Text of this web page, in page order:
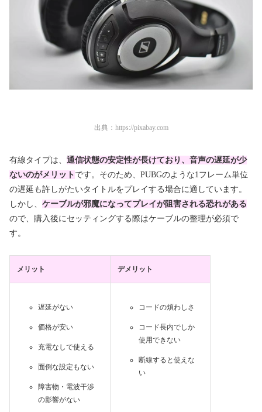
出典： https://pixabay.com
有線タイプは、 通信状態の安定性が長けており、音声の遅延が少
ないのがメリット です。そのため、PUBGのような1フレーム単位
の遅延も許しがたいタイトルをプレイする場合に適しています。
しかし、 ケーブルが邪魔になってプレイが阻害される恐れがある
ので、購入後にセッティングする際はケーブルの整理が必須で
す。
メリット デメリット
遅延がない
価格が安い
充電なしで使える
面倒な設定もない
障害物・電波干渉
の影響がない
コードの煩わしさ
コード長内でしか
使用できない
断線すると使えな
い